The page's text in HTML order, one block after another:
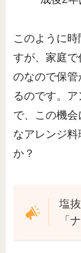
このように
すが、家庭
のなので保管
るのです。
で、この機
なアレンジ
か？
塩
「